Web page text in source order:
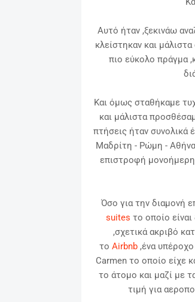
Αυτό ήταν ,ξεκινάω
κλείστηκαν και
πιο εύκολο πράγμα
Και όμως σταθήκαμε
και μάλιστα
πτήσεις ήταν συνολικά
Μαδρίτη - Ρώμη -
επιστροφή
Όσο για την διαμονή
suites το οποίο
,σχετικά ακριβό
το Airbnb ,ένα
Carmen το οποίο είχε
το άτομο και μαζί με
τιμή για